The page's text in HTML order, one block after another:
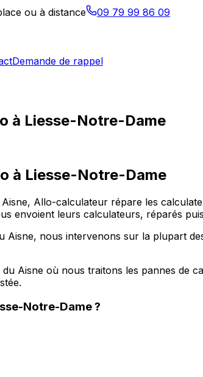
ou à distance 09 79 99 86 09
Demande de rappel
à Liesse-Notre-Dame
à Liesse-Notre-Dame
Allo-calculateur répare les
envoient leurs calculateurs, réparés
Aisne, nous intervenons sur la plupart
Aisne où nous traitons les pannes de
Notre-Dame?